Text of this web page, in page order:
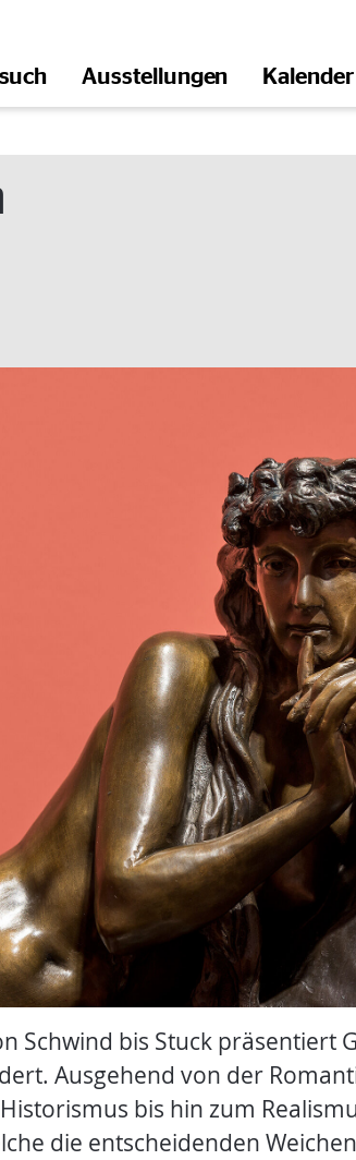
Ausstellungen Kalender
Schwind bis Stuck präsentiert
Ausgehend von der
bis hin zum
die entscheidenden